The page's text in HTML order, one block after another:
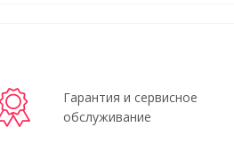
Гарантия и сервисное
обслуживание